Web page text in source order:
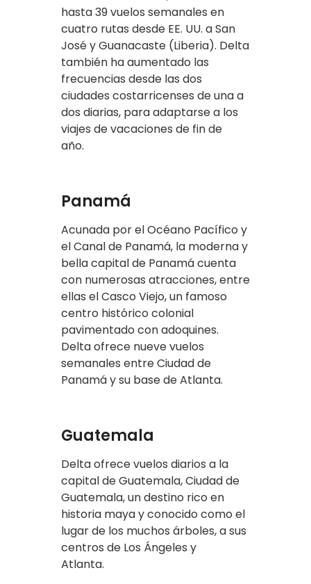
hasta 39 vuelos semanales en
cuatro rutas desde EE. UU. a San
José y Guanacaste (Liberia). Delta
también ha aumentado las
frecuencias desde las dos
ciudades costarricenses de una a
dos diarias, para adaptarse a los
viajes de vacaciones de fin de
año.
Panamá
Acunada por el Océano Pacífico y
el Canal de Panamá, la moderna y
bella capital de Panamá cuenta
con numerosas atracciones, entre
ellas el Casco Viejo, un famoso
centro histórico colonial
pavimentado con adoquines.
Delta ofrece nueve vuelos
semanales entre Ciudad de
Panamá y su base de Atlanta.
Guatemala
Delta ofrece vuelos diarios a la
capital de Guatemala, Ciudad de
Guatemala, un destino rico en
historia maya y conocido como el
lugar de los muchos árboles, a sus
centros de Los Ángeles y
Atlanta.